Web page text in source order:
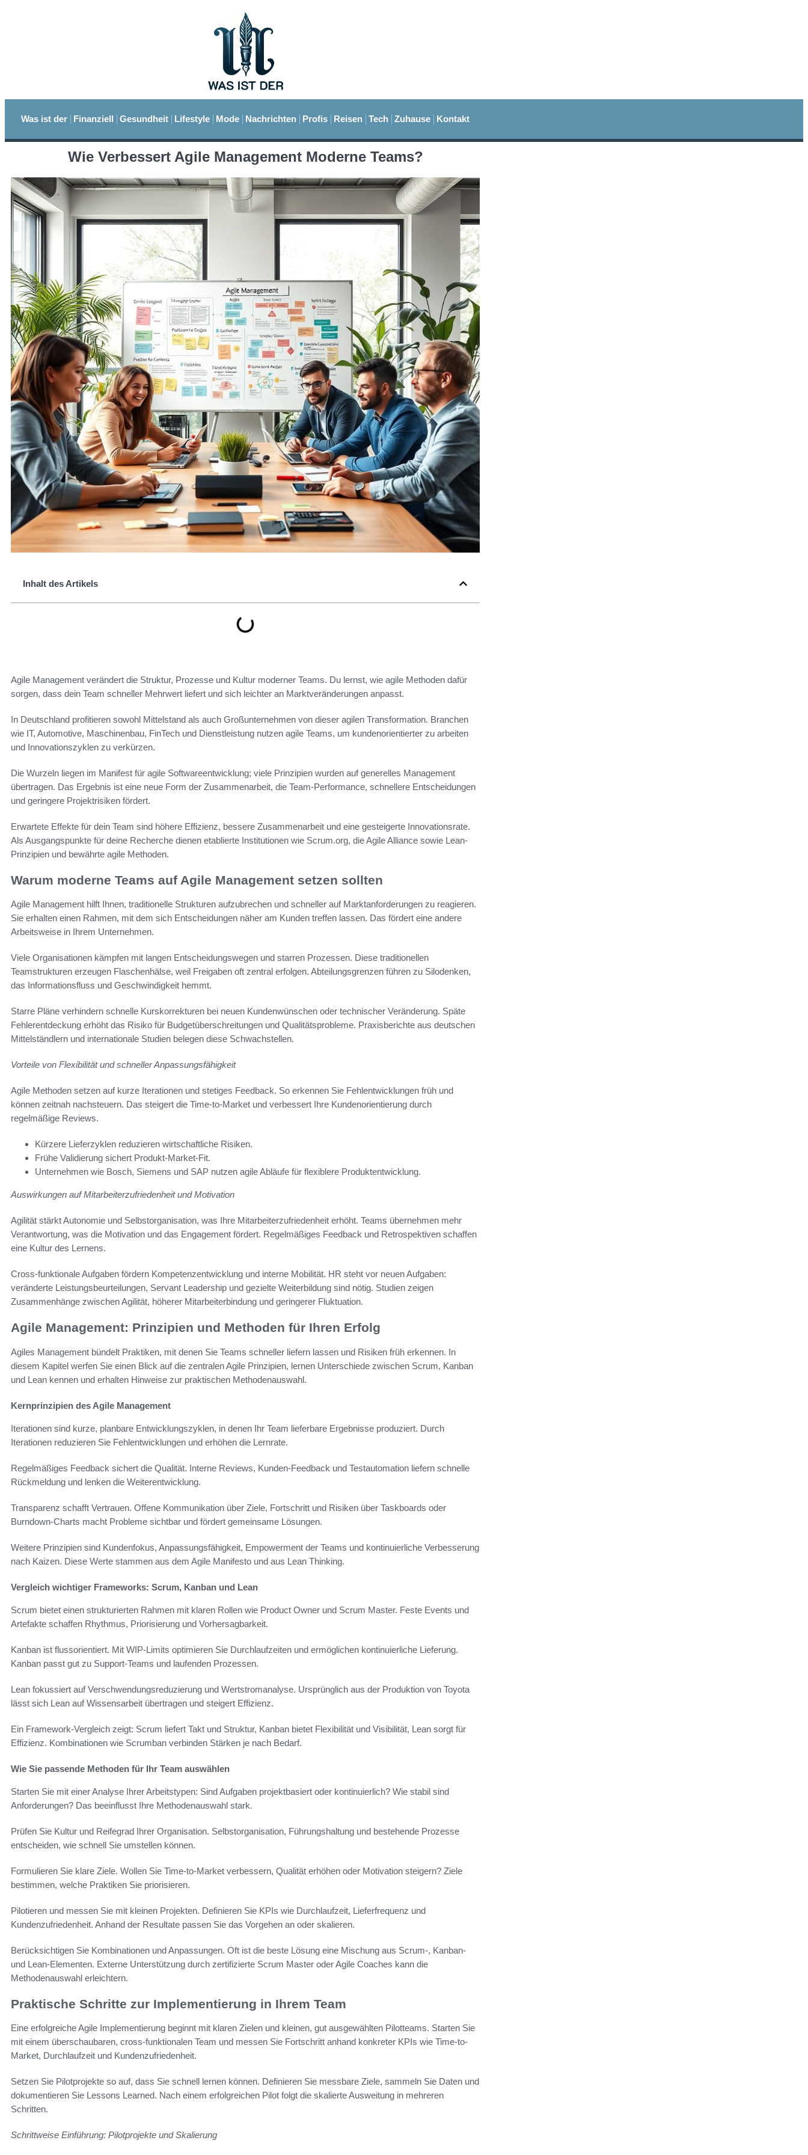
Was ist der Finanziell Gesundheit Lifestyle Mode Nachrichten Profis Reisen Tech Zuhause Kontakt
Wie Verbessert Agile Management Moderne Teams?
Inhalt des Artikels
Agile Management verändert die Struktur, Prozesse und Kultur moderner Teams. Du lernst, wie agile Methoden dafür
sorgen, dass dein Team schneller Mehrwert liefert und sich leichter an Marktveränderungen anpasst.
In Deutschland profitieren sowohl Mittelstand als auch Großunternehmen von dieser agilen Transformation. Branchen
wie IT, Automotive, Maschinenbau, FinTech und Dienstleistung nutzen agile Teams, um kundenorientierter zu arbeiten
und Innovationszyklen zu verkürzen.
Die Wurzeln liegen im Manifest für agile Softwareentwicklung; viele Prinzipien wurden auf generelles Management
übertragen. Das Ergebnis ist eine neue Form der Zusammenarbeit, die Team-Performance, schnellere Entscheidungen
und geringere Projektrisiken fördert.
Erwartete Effekte für dein Team sind höhere Effizienz, bessere Zusammenarbeit und eine gesteigerte Innovationsrate.
Als Ausgangspunkte für deine Recherche dienen etablierte Institutionen wie Scrum.org, die Agile Alliance sowie Lean-
Prinzipien und bewährte agile Methoden.
Warum moderne Teams auf Agile Management setzen sollten
Agile Management hilft Ihnen, traditionelle Strukturen aufzubrechen und schneller auf Marktanforderungen zu reagieren.
Sie erhalten einen Rahmen, mit dem sich Entscheidungen näher am Kunden treffen lassen. Das fördert eine andere
Arbeitsweise in Ihrem Unternehmen.
Viele Organisationen kämpfen mit langen Entscheidungswegen und starren Prozessen. Diese traditionellen
Teamstrukturen erzeugen Flaschenhälse, weil Freigaben oft zentral erfolgen. Abteilungsgrenzen führen zu Silodenken,
das Informationsfluss und Geschwindigkeit hemmt.
Starre Pläne verhindern schnelle Kurskorrekturen bei neuen Kundenwünschen oder technischer Veränderung. Späte
Fehlerentdeckung erhöht das Risiko für Budgetüberschreitungen und Qualitätsprobleme. Praxisberichte aus deutschen
Mittelständlern und internationale Studien belegen diese Schwachstellen.
Vorteile von Flexibilität und schneller Anpassungsfähigkeit
Agile Methoden setzen auf kurze Iterationen und stetiges Feedback. So erkennen Sie Fehlentwicklungen früh und
können zeitnah nachsteuern. Das steigert die Time-to-Market und verbessert Ihre Kundenorientierung durch
regelmäßige Reviews.
Kürzere Lieferzyklen reduzieren wirtschaftliche Risiken.
Frühe Validierung sichert Produkt-Market-Fit.
Unternehmen wie Bosch, Siemens und SAP nutzen agile Abläufe für flexiblere Produktentwicklung.
Auswirkungen auf Mitarbeiterzufriedenheit und Motivation
Agilität stärkt Autonomie und Selbstorganisation, was Ihre Mitarbeiterzufriedenheit erhöht. Teams übernehmen mehr
Verantwortung, was die Motivation und das Engagement fördert. Regelmäßiges Feedback und Retrospektiven schaffen
eine Kultur des Lernens.
Cross-funktionale Aufgaben fördern Kompetenzentwicklung und interne Mobilität. HR steht vor neuen Aufgaben:
veränderte Leistungsbeurteilungen, Servant Leadership und gezielte Weiterbildung sind nötig. Studien zeigen
Zusammenhänge zwischen Agilität, höherer Mitarbeiterbindung und geringerer Fluktuation.
Agile Management: Prinzipien und Methoden für Ihren Erfolg
Agiles Management bündelt Praktiken, mit denen Sie Teams schneller liefern lassen und Risiken früh erkennen. In
diesem Kapitel werfen Sie einen Blick auf die zentralen Agile Prinzipien, lernen Unterschiede zwischen Scrum, Kanban
und Lean kennen und erhalten Hinweise zur praktischen Methodenauswahl.
Kernprinzipien des Agile Management
Iterationen sind kurze, planbare Entwicklungszyklen, in denen Ihr Team lieferbare Ergebnisse produziert. Durch
Iterationen reduzieren Sie Fehlentwicklungen und erhöhen die Lernrate.
Regelmäßiges Feedback sichert die Qualität. Interne Reviews, Kunden-Feedback und Testautomation liefern schnelle
Rückmeldung und lenken die Weiterentwicklung.
Transparenz schafft Vertrauen. Offene Kommunikation über Ziele, Fortschritt und Risiken über Taskboards oder
Burndown-Charts macht Probleme sichtbar und fördert gemeinsame Lösungen.
Weitere Prinzipien sind Kundenfokus, Anpassungsfähigkeit, Empowerment der Teams und kontinuierliche Verbesserung
nach Kaizen. Diese Werte stammen aus dem Agile Manifesto und aus Lean Thinking.
Vergleich wichtiger Frameworks: Scrum, Kanban und Lean
Scrum bietet einen strukturierten Rahmen mit klaren Rollen wie Product Owner und Scrum Master. Feste Events und
Artefakte schaffen Rhythmus, Priorisierung und Vorhersagbarkeit.
Kanban ist flussorientiert. Mit WIP-Limits optimieren Sie Durchlaufzeiten und ermöglichen kontinuierliche Lieferung.
Kanban passt gut zu Support-Teams und laufenden Prozessen.
Lean fokussiert auf Verschwendungsreduzierung und Wertstromanalyse. Ursprünglich aus der Produktion von Toyota
lässt sich Lean auf Wissensarbeit übertragen und steigert Effizienz.
Ein Framework-Vergleich zeigt: Scrum liefert Takt und Struktur, Kanban bietet Flexibilität und Visibilität, Lean sorgt für
Effizienz. Kombinationen wie Scrumban verbinden Stärken je nach Bedarf.
Wie Sie passende Methoden für Ihr Team auswählen
Starten Sie mit einer Analyse Ihrer Arbeitstypen: Sind Aufgaben projektbasiert oder kontinuierlich? Wie stabil sind
Anforderungen? Das beeinflusst Ihre Methodenauswahl stark.
Prüfen Sie Kultur und Reifegrad Ihrer Organisation. Selbstorganisation, Führungshaltung und bestehende Prozesse
entscheiden, wie schnell Sie umstellen können.
Formulieren Sie klare Ziele. Wollen Sie Time-to-Market verbessern, Qualität erhöhen oder Motivation steigern? Ziele
bestimmen, welche Praktiken Sie priorisieren.
Pilotieren und messen Sie mit kleinen Projekten. Definieren Sie KPIs wie Durchlaufzeit, Lieferfrequenz und
Kundenzufriedenheit. Anhand der Resultate passen Sie das Vorgehen an oder skalieren.
Berücksichtigen Sie Kombinationen und Anpassungen. Oft ist die beste Lösung eine Mischung aus Scrum-, Kanban-
und Lean-Elementen. Externe Unterstützung durch zertifizierte Scrum Master oder Agile Coaches kann die
Methodenauswahl erleichtern.
Praktische Schritte zur Implementierung in Ihrem Team
Eine erfolgreiche Agile Implementierung beginnt mit klaren Zielen und kleinen, gut ausgewählten Pilotteams. Starten Sie
mit einem überschaubaren, cross-funktionalen Team und messen Sie Fortschritt anhand konkreter KPIs wie Time-to-
Market, Durchlaufzeit und Kundenzufriedenheit.
Setzen Sie Pilotprojekte so auf, dass Sie schnell lernen können. Definieren Sie messbare Ziele, sammeln Sie Daten und
dokumentieren Sie Lessons Learned. Nach einem erfolgreichen Pilot folgt die skalierte Ausweitung in mehreren
Schritten.
Schrittweise Einführung: Pilotprojekte und Skalierung